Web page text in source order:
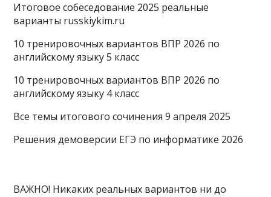
Итоговое собеседование 2025 реальные
варианты russkiykim.ru
10 тренировочных вариантов ВПР 2026 по
английскому языку 5 класс
10 тренировочных вариантов ВПР 2026 по
английскому языку 4 класс
Все темы итогового сочинения 9 апреля 2025
Решения демоверсии ЕГЭ по информатике 2026
ВАЖНО! Никаких реальных вариантов ни до